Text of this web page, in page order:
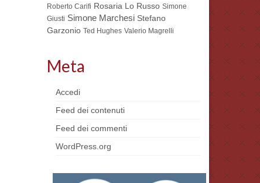
Roberto Carifi Rosaria Lo Russo Simone
Giusti Simone Marchesi Stefano
Garzonio Ted Hughes Valerio Magrelli
Meta
Accedi
Feed dei contenuti
Feed dei commenti
WordPress.org